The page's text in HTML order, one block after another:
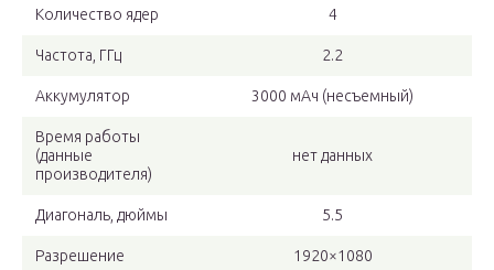
Количество ядер 4
Частота, ГГц 2.2
Аккумулятор 3000 мАч (несъемный)
Время работы
(данные
производителя)
нет данных
Диагональ, дюймы 5.5
Разрешение 1920×1080